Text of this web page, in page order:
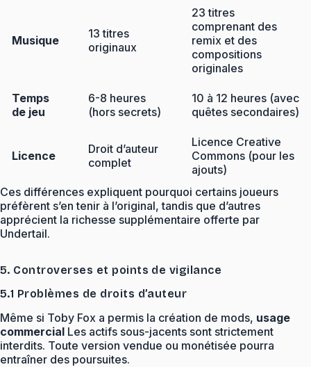
Musique
13 titres
originaux
23 titres
comprenant des
remix et des
compositions
originales
Temps
de jeu
6-8 heures
(hors secrets)
10 à 12 heures (avec
quêtes secondaires)
Licence
Droit d’auteur
complet
Licence Creative
Commons (pour les
ajouts)
Ces différences expliquent pourquoi certains joueurs
préfèrent s’en tenir à l’original, tandis que d’autres
apprécient la richesse supplémentaire offerte par
Undertail.
5. Controverses et points de vigilance
5.1 Problèmes de droits d’auteur
Même si Toby Fox a permis la création de mods, usage
commercial Les actifs sous-jacents sont strictement
interdits. Toute version vendue ou monétisée pourra
entraîner des poursuites.